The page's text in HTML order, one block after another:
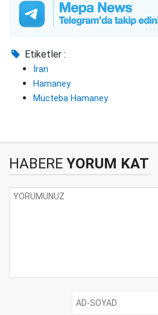
Etiketler :
İran
Hamaney
Mücteba Hamaney
HABERE YORUM KAT